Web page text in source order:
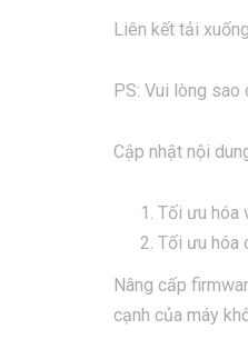
Liên kết tải
PS: Vui lòng sao
Cập nhật nội
Tối ưu hóa
Tối ưu hóa
Nâng cấp
cạnh của máy